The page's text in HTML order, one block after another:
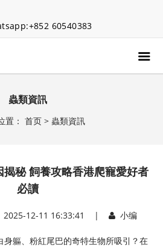
60540383
蟲類資訊
置： 首页> 蟲類資訊
秘 飼養攻略香港爬寵愛好者
必讀
12-11 16:33:41 | 小编
身軀、粉紅尾巴的奇特生物所吸引？在